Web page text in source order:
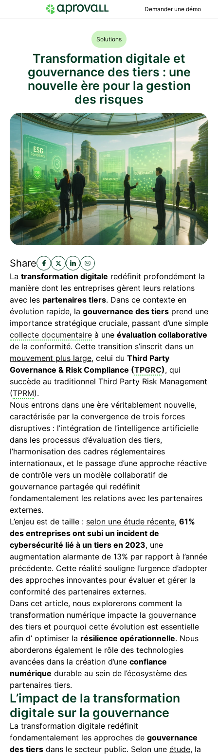
Demander une démo
Solutions
Transformation digitale et
gouvernance des tiers : une
nouvelle ère pour la gestion
des risques
La transformation digitale redéfinit profondément la
manière dont les entreprises gèrent leurs relations
avec les partenaires tiers. Dans ce contexte en
évolution rapide, la gouvernance des tiers prend une
importance stratégique cruciale, passant d’une simple
collecte documentaire à une évaluation collaborative
de la conformité. Cette transition s’inscrit dans un
mouvement plus large, celui du Third Party
Governance & Risk Compliance (TPGRC), qui
succède au traditionnel Third Party Risk Management
(TPRM).
Nous entrons dans une ère véritablement nouvelle,
caractérisée par la convergence de trois forces
disruptives : l’intégration de l’intelligence artificielle
dans les processus d’évaluation des tiers,
l’harmonisation des cadres réglementaires
internationaux, et le passage d’une approche réactive
de contrôle vers un modèle collaboratif de
gouvernance partagée qui redéfinit
fondamentalement les relations avec les partenaires
externes.
L’enjeu est de taille : selon une étude récente, 61%
des entreprises ont subi un incident de
cybersécurité lié à un tiers en 2023, une
augmentation alarmante de 13% par rapport à l’année
précédente. Cette réalité souligne l’urgence d’adopter
des approches innovantes pour évaluer et gérer la
conformité des partenaires externes.
Dans cet article, nous explorerons comment la
transformation numérique impacte la gouvernance
des tiers et pourquoi cette évolution est essentielle
afin d’ optimiser la résilience opérationnelle. Nous
aborderons également le rôle des technologies
avancées dans la création d’une confiance
numérique durable au sein de l’écosystème des
partenaires tiers.
L’impact de la transformation
digitale sur la gouvernance
La transformation digitale redéfinit
fondamentalement les approches de gouvernance
des tiers dans le secteur public. Selon une étude, la
Share